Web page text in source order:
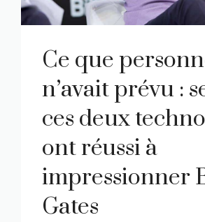
Ce que
n’avait prévu :
ces deux
ont réussi à
impressionner
Gates